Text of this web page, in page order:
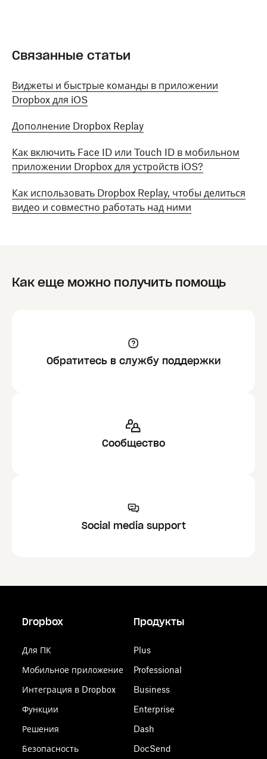
Связанные статьи
Виджеты и быстрые команды в приложении
Dropbox для iOS
Дополнение Dropbox Replay
Как включить Face ID или Touch ID в мобильном
приложении Dropbox для устройств iOS?
Как использовать Dropbox Replay, чтобы делиться
видео и совместно работать над ними
Как еще можно получить помощь
Обратитесь в службу поддержки
Сообщество
Social media support
Dropbox
Для ПК
Мобильное приложение
Интеграция в Dropbox
Функции
Решения
Безопасность
Продукты
Plus
Professional
Business
Enterprise
Dash
DocSend